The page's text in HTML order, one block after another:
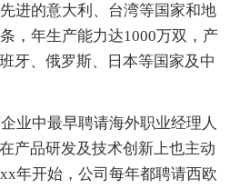
进的意大利、台湾等国家和地
，年生产能力达1000万双，产
牙、俄罗斯、日本等国家及中
中最早聘请海外职业经理人
产品研发及技术创新上也主动
年开始，公司每年都聘请西欧